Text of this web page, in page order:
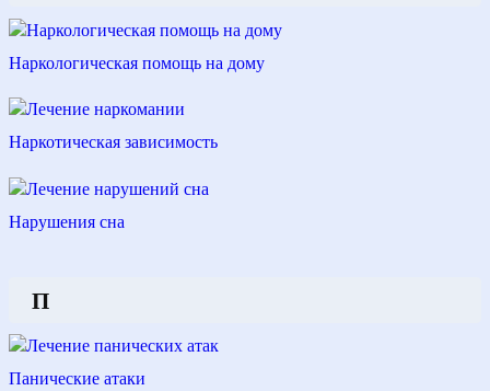
Наркологическая помощь на дому
Наркотическая зависимость
Нарушения сна
П
Панические атаки